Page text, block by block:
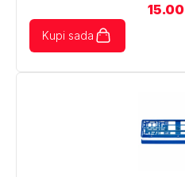
15.00
Kupi sada